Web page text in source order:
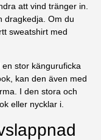
att vind tränger in.
dragkedja. Om du
sweatshirt med
stor känguruficka
kan den även med
I den stora och
eller nycklar i.